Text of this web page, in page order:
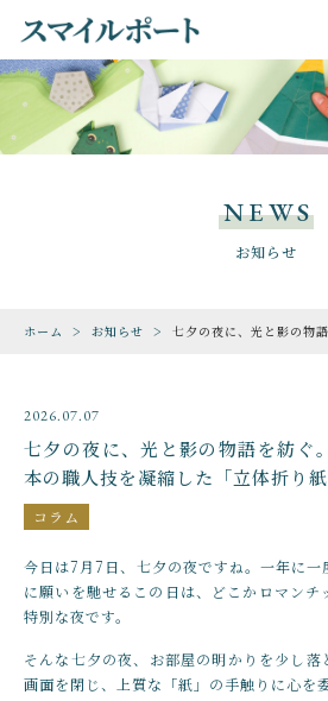
お気に入り
CHECKED PRODUCTS
ORDER HISTORY
ABOUT US
スマイルポートについて
SHOP
店舗概要
SHOPPING GUIDE
ショッピングガイド
NEWS
NEWS
お知らせ
ホーム お知らせ 七夕の夜に、光と影の物
2026.07.07
七夕の夜に、光と影の物語を紡ぐ
本の職人技を凝縮した「立体折り
コラム
今日は7月7日、七夕の夜ですね。一年に一
に願いを馳せるこの日は、どこかロマンチ
特別な夜です。
そんな七夕の夜、お部屋の明かりを少し落
画面を閉じ、上質な「紙」の手触りに心を
ファンタジー・
動物・生き物
インテリア・
キーワード検
こだわり検索
価格帯
～
その他
在庫あり セール